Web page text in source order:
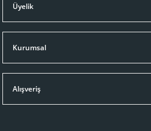
Üyelik
Kurumsal
Alışveriş